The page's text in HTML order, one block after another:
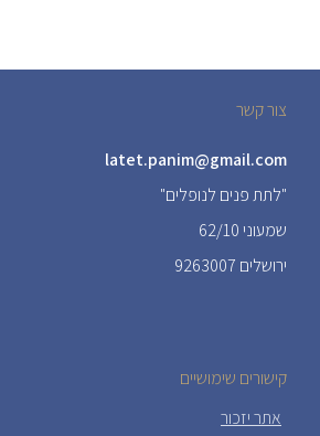
צור קשר
latet.panim@gmail.com
"לתת פנים לנופלים"
שמעוני 62/10
ירושלים 9263007
קישורים שימושיים
אתר יזכור